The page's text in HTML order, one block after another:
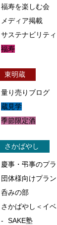
福寿を楽しむ会
メディア掲載
サステナビリティ
福寿
東明蔵
量り売りブログ
蔵見学
季節限定酒
さかばやし
慶事・弔事のプ
団体様向けプラン
呑みの部
さかばやし＜イ
SAKE塾